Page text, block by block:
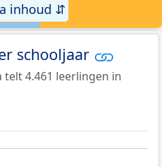
inhoud ⇵
schooljaar
4.461 leerlingen in